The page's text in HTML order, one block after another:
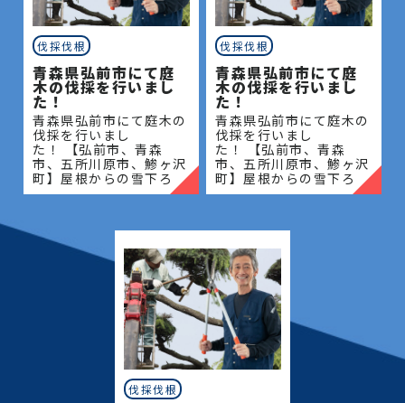
伐採伐根
青森県弘前市にて庭
木の伐採を行いまし
た！
青森県弘前市にて庭木の
伐採を行いまし
た！ 【弘前市、青森
市、五所川原市、鯵ヶ沢
町】屋根からの雪下ろ
し・除雪・排雪などの作
定・草刈りなどのお庭の
こと、造園・
伐採伐根
青森県弘前市にて庭
木の伐採を行いまし
た！
青森県弘前市にて庭木の
伐採を行いまし
た！ 【弘前市、青森
市、五所川原市、鯵ヶ沢
町】屋根からの雪下ろ
し・除雪・排雪などの作
定・草刈りなどのお庭の
こと、造園・
伐採伐根